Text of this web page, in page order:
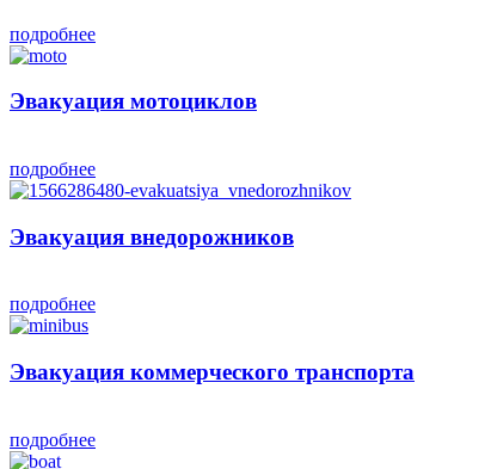
подробнее
Эвакуация мотоциклов
подробнее
Эвакуация внедорожников
подробнее
Эвакуация коммерческого транспорта
подробнее